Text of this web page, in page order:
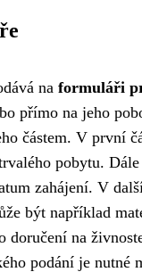
na formuláři
přímo na jeho
částem. V první
pobytu.
zahájení. V
být například
doručení na
podání je nutné